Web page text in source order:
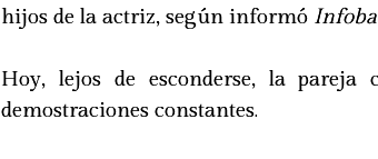
hijos de la actriz, según informó
Hoy, lejos de esconderse, la pareja
demostraciones constantes.